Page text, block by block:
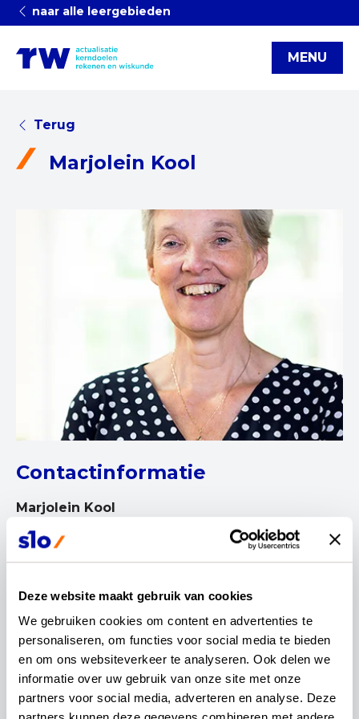
Deze website maakt gebruik van cookies
We gebruiken cookies om content en advertenties te
personaliseren, om functies voor social media te bieden
en om ons websiteverkeer te analyseren. Ook delen we
informatie over uw gebruik van onze site met onze
partners voor social media, adverteren en analyse. Deze
naar alle leergebieden
MENU
Terug
Marjolein Kool
Contactinformatie
Marjolein Kool
Na mijn studies wiskunde en Nederlandse taal- en
letterkunde ben ik gepromoveerd op zestiende-
eeuwse rekenboeken. Wat was de (reken)wereld
destijds overzichtelijk. Alleen koop- en
ambachtslieden leerden cijferen en enkele